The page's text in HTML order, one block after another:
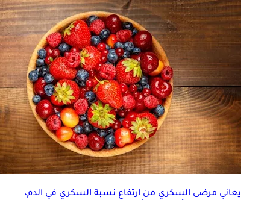
يعاني مرضى السكري من ارتفاع نسبة السكري في الدم،